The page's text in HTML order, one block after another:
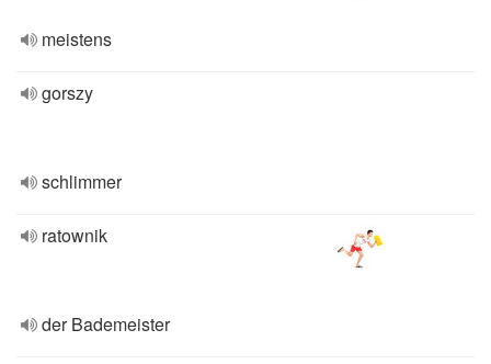
meistens
gorszy
schlimmer
ratownik
der Bademeister